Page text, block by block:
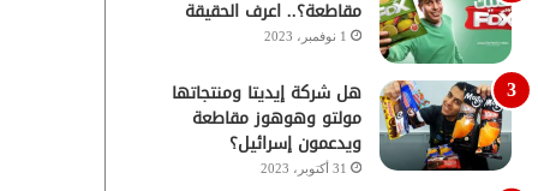
مقاطعة؟.. اعرف الحقيقة
1 نوفمبر، 2023
هل شركة إيديتا ومنتجاتها
مولتو وهوهوز مقاطعة
ويدعمون إسرائيل؟
31 أكتوبر، 2023